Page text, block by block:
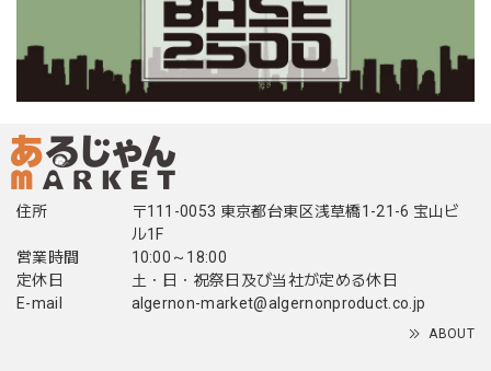
住所
〒111-0053 東京都台東区浅草橋1-21-6 宝山ビ
ル1F
営業時間
10:00～18:00
定休日
土・日・祝祭日及び当社が定める休日
E-mail
algernon-market@algernonproduct.co.jp
ABOUT